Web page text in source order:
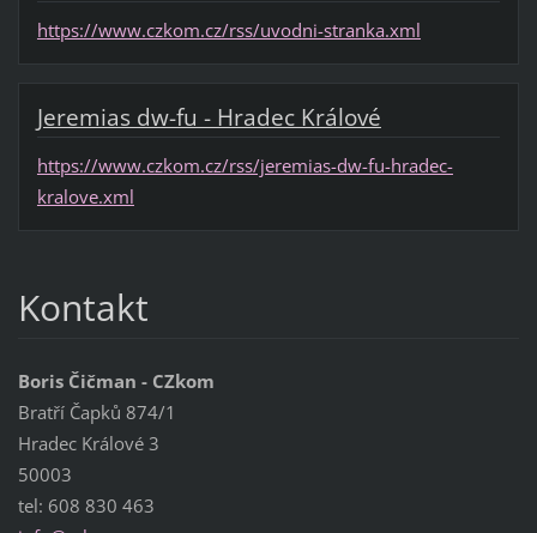
https://www.czkom.cz/rss/uvodni-stranka.xml
Jeremias dw-fu - Hradec Králové
https://www.czkom.cz/rss/jeremias-dw-fu-hradec-
kralove.xml
Kontakt
Boris Čičman - CZkom
Bratří Čapků 874/1
Hradec Králové 3
50003
tel: 608 830 463